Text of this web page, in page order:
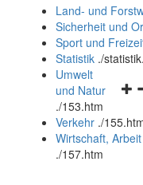
und
schließen
Land- und
Sicherheit und
Sport und
Statistik ./
und
Umwelt
und Natur
./153.htm
Verkehr ./
Wirtschaft,
./157.htm